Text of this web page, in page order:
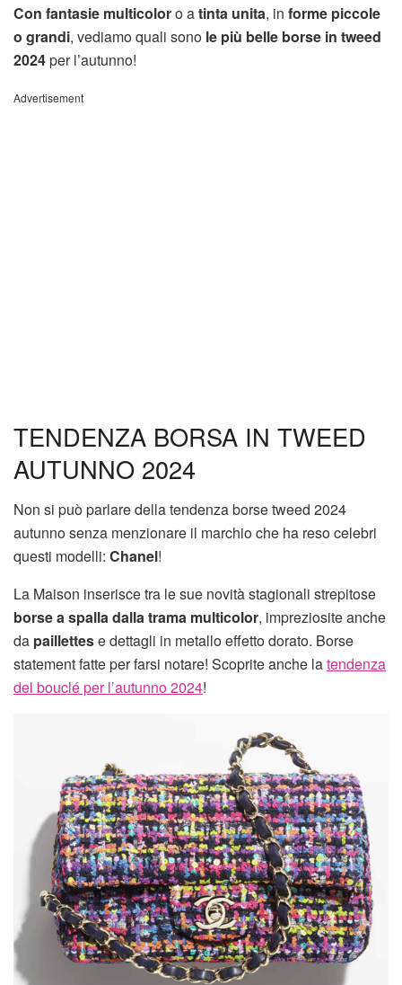
Con fantasie multicoloro atinta unita, in forme piccole
o grandi, vediamo quali sono le più belle borse in tweed
2024per l’autunno!
Advertisement
TENDENZA BORSA IN TWEED
AUTUNNO 2024
Non si può parlare della tendenza borse tweed 2024
autunno senza menzionare il marchio che ha reso celebri
questi modelli: Chanel!
La Maison inserisce tra le sue novità stagionali strepitose
borse a spalla dalla trama multicolor, impreziosite anche
da paillettese dettagli in metallo effetto dorato. Borse
statement fatte per farsi notare! Scoprite anche latendenza
del bouclé per l’autunno 2024!